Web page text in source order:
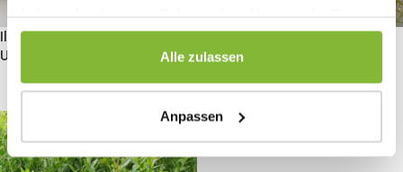
gesammelt haben.
Alle zulassen
Anpassen
Ilex crenata Caroline
Upright
2.49€–9.99€
Ilex crenata Green Hedge